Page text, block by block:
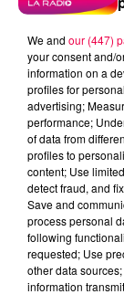
We and our (447)
your consent and/
information on a
profiles for
advertising;
performance;
of data from
profiles to
content; Use
detect fraud, and
Save and
process personal
following
requested; Use
other data
information